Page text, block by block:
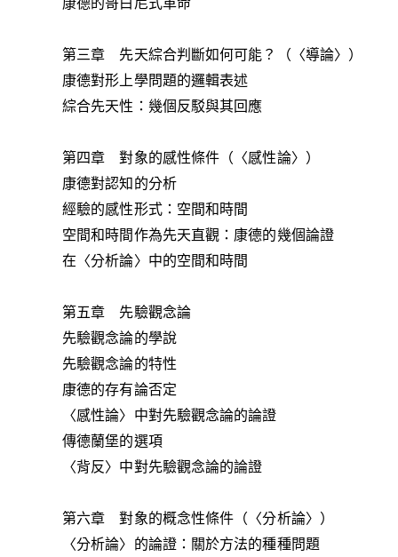
康德的哥白尼式革命
第三章 先天綜合判斷如何可能？（〈導論〉）
康德對形上學問題的邏輯表述
綜合先天性：幾個反駁與其回應
第四章 對象的感性條件（〈感性論〉）
康德對認知的分析
經驗的感性形式：空間和時間
空間和時間作為先天直觀：康德的幾個論證
在〈分析論〉中的空間和時間
第五章 先驗觀念論
先驗觀念論的學說
先驗觀念論的特性
康德的存有論否定
〈感性論〉中對先驗觀念論的論證
傳德蘭堡的選項
〈背反〉中對先驗觀念論的論證
第六章 對象的概念性條件（〈分析論〉）
〈分析論〉的論證：關於方法的種種問題